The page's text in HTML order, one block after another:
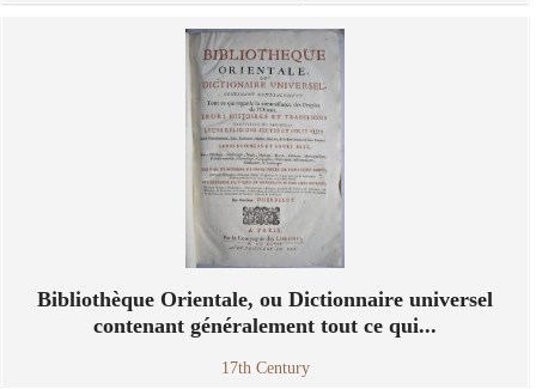
Bibliothèque Orientale, ou Dictionnaire universel
contenant généralement tout ce qui...
17th Century